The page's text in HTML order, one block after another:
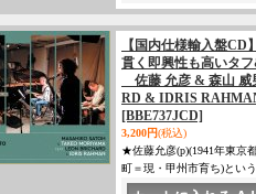
【国内仕様輸入盤
貫く即興性も高いタ
佐藤 允彦 & 森山 威
RD & IDRIS
[BBE737JCD]
3,200円(税込)
★佐藤允彦(p)(1941年東京
町＝現・甲州市育ち)とい